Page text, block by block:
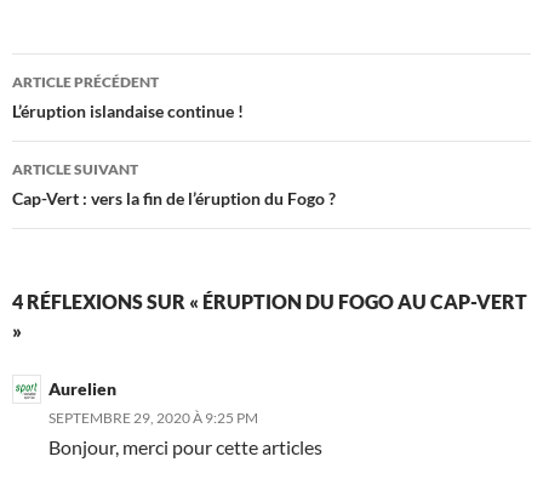
Navigation
des
articles
ARTICLE PRÉCÉDENT
L’éruption islandaise continue !
ARTICLE SUIVANT
Cap-Vert : vers la fin de l’éruption du Fogo ?
4 RÉFLEXIONS SUR « ÉRUPTION DU FOGO AU CAP-VERT
»
Aurelien
SEPTEMBRE 29, 2020 À 9:25 PM
Bonjour, merci pour cette articles